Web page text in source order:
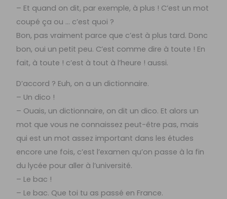
– Et quand on dit, par exemple, à plus ! C’est un mot
coupé ça ou … c’est quoi ?
Bon, pas vraiment parce que c’est à plus tard. Donc
bon, oui un petit peu. C’est comme dire à toute ! En
fait, à toute ! c’est à tout à l’heure ! aussi.
D’accord ? Euh, on a un dictionnaire.
– Un dico !
– Ouais, un dictionnaire, on dit un dico. Et alors un
mot que vous ne connaissez peut-être pas, mais
qui est un mot assez important dans les études
encore une fois, c’est l’examen qu’on passe à la fin
du lycée pour aller à l’université.
– Le bac !
– Le bac. Que toi tu as passé en France.